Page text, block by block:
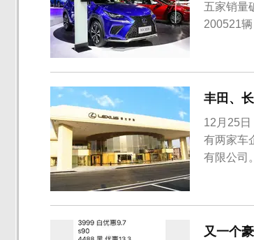
五家销量
200521
幅，将
型，以
丰田、
12月25
有两家车
有限公司
有限公
2013年至
又一个